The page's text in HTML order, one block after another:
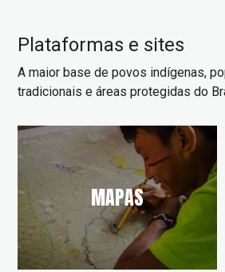
Plataformas e sites
A maior base de povos indígenas,
tradicionais e áreas protegidas do
MAPAS